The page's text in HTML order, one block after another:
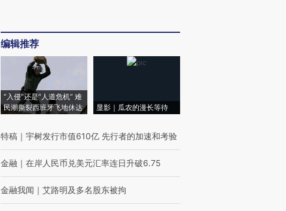
编辑推荐
“入侵”还是“人道危机” 难
民潮撕裂西班牙飞地休达
显影｜瓜农的漫长等待
特稿 ｜ 宇树发行市值610亿 先行者的加速和考验
金融 ｜ 在岸人民币兑美元汇率连日升破6.75
金融我闻 ｜ 艾路明及多名股东被拘